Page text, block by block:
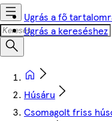
Ugrás a fő
Ugrás a kereséshez
Húsáru
Csomagolt friss